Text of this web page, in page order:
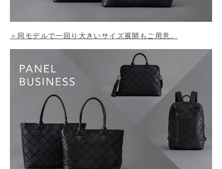
＞同モデルで一回り大きいサイズ展開もご用意。